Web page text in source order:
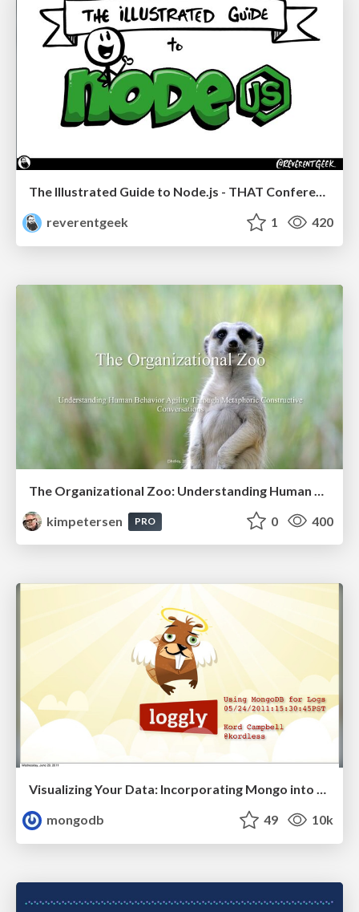
The Illustrated Guide to Node.js - THAT Conference 2024
reverentgeek
1 420
kimpetersen
PRO 0 400
Visualizing Your Data: Incorporating Mongo into Loggly Infrastructure
mongodb
49 10k